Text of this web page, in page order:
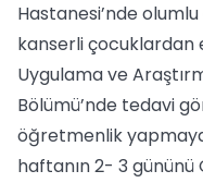
Hastanesi’nde
kanserli çocuklardan
Uygulama ve
Bölümü’nde tedavi
öğretmenlik yapmaya
haftanın 2- 3 gününü